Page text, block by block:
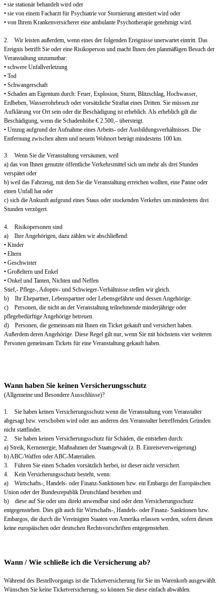
• sie stationär behandelt wird oder
• sie von einem Facharzt für Psychiatrie vor Stornierung attestiert wird oder
• von Ihrem Krankenversicherer eine ambulante Psychotherapie genehmigt wird.
2. Wir leisten außerdem, wenn eines der folgenden Ereignisse unerwartet eintritt. Das
Ereignis betrifft Sie oder eine Risikoperson und macht Ihnen den planmäßigen Besuch der
Veranstaltung unzumutbar:
• schwere Unfallverletzung
• Tod
• Schwangerschaft
• Schaden am Eigentum durch: Feuer, Explosion, Sturm, Blitzschlag, Hochwasser,
Erdbeben, Wasserrohrbruch oder vorsätzliche Straftat eines Dritten. Sie müssen zur
Aufklärung vor Ort sein oder die Beschädigung ist erheblich. Als erheblich gilt die
Beschädigung, wenn die Schadenhöhe € 2.500,– übersteigt.
• Umzug aufgrund der Aufnahme eines Arbeits- oder Ausbildungsverhältnisses. Die
Entfernung zwischen altem und neuem Wohnort beträgt mindestens 100 km.
3. Wenn Sie die Veranstaltung versäumen, weil
a) das von Ihnen genutzte öffentliche Verkehrsmittel sich um mehr als drei Stunden
verspätet oder
b) weil das Fahrzeug, mit dem Sie die Veranstaltung erreichen wollten, eine Panne oder
einen Unfall hat oder
c) sich die Ankunft aufgrund eines Staus oder stockenden Verkehrs um mindestens drei
Stunden verzögert.
4. Risikopersonen sind
a) Ihre Angehörigen, dazu zählen wir abschließend:
• Kinder
• Eltern
• Geschwister
• Großeltern und Enkel
• Onkel und Tanten, Nichten und Neffen
Stief,- Pflege-, Adoptiv- und Schwieger-Verhältnisse stellen wir gleich.
b) Ihr Ehepartner, Lebenspartner oder Lebensgefährte und dessen Angehörige.
c) Personen, die nicht an der Veranstaltung teilnehmende minderjährige oder
pflegebedürftige Angehörige betreuen.
d) Personen, die gemeinsam mit Ihnen ein Ticket gekauft und versichert haben.
Außerdem deren Angehörige. Diese Regel gilt nur, wenn Sie mit höchstens vier weiteren
Personen gemeinsam Tickets für eine Veranstaltung gekauft haben.
Wann haben Sie keinen Versicherungsschutz
(Allgemeine und Besondere Ausschlüsse)?
1. Sie haben keinen Versicherungsschutz wenn die Veranstaltung vom Veranstalter
abgesagt bzw. verschoben wird oder aus anderen den Veranstalter betreffenden Gründen
nicht stattfindet.
2. Sie haben keinen Versicherungsschutz für Schäden, die entstehen durch:
a) Streik, Kernenergie, Maßnahmen der Staatsgewalt (z. B. Einreiseverweigerung)
b) ABC-Waffen oder ABC-Materialien.
3. Führen Sie einen Schaden vorsätzlich herbei, ist dieser nicht versichert.
4. Kein Versicherungsschutz besteht, wenn:
a) Wirtschafts-, Handels- oder Finanz-Sanktionen bzw. ein Embargo der Europäischen
Union oder der Bundesrepublik Deutschland bestehen und
b) diese auf Sie oder uns direkt anwendbar sind oder dem Versicherungsschutz
entgegenstehen. Dies gilt auch für Wirtschafts-, Handels- oder Finanz- Sanktionen bzw.
Embargos, die durch die Vereinigten Staaten von Amerika erlassen werden, sofern diesen
keine europäischen oder deutschen Rechtsvorschriften entgegenstehen.
Wann / Wie schließe ich die Versicherung ab?
Während des Bestellvorgangs ist die Ticketversicherung für Sie im Warenkorb ausgewählt.
Wünschen Sie keine Ticketversicherung, so können Sie diese einfach abwählen.